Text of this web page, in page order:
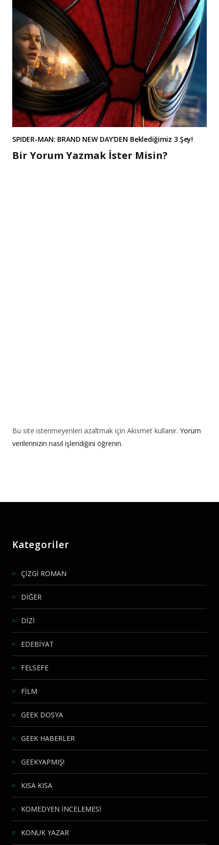
SPIDER-MAN: BRAND NEW DAY’DEN Beklediğimiz 3 Şey!
Bir Yorum Yazmak İster Misin?
Bu site istenmeyenleri azaltmak için Akismet kullanır. Yorum
verilerinizin nasıl işlendiğini öğrenin.
Kategoriler
ÇİZGİ ROMAN
DİĞER
DİZİ
EDEBİYAT
FELSEFE
FİLM
GEEK DOSYA
GEEK HABERLER
GEEKYAPMIŞ!
KISA KISA
KOMEDYEN İNCELEMESİ
KONUK YAZAR